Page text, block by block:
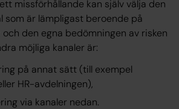
missförhållande kan själv välja den
som är lämpligast beroende på
den egna bedömningen av risken
möjliga kanaler är:
på annat sätt (till exempel
HR-avdelningen),
via kanaler nedan.